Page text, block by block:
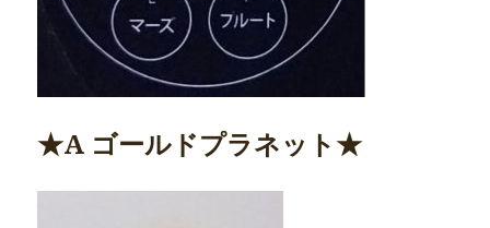
★A ゴールドプラネット★